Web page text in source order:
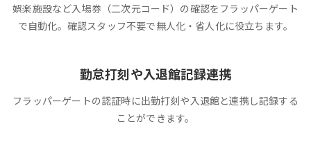
娯楽施設など入場券（二次元コード）の確認をフラッパーゲート
で自動化。確認スタッフ不要で無人化・省人化に役立ちます。
勤怠打刻や入退館記録連携
フラッパーゲートの認証時に出勤打刻や入退館と連携し記録する
ことができます。